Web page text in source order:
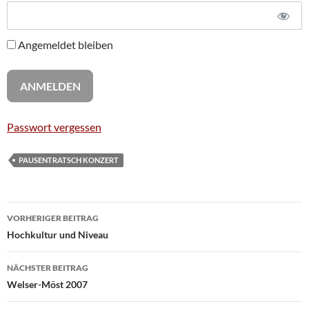
Angemeldet bleiben
Passwort vergessen
PAUSENTRATSCH KONZERT
Beitragsnavigation
VORHERIGER BEITRAG
Hochkultur und Niveau
NÄCHSTER BEITRAG
Welser-Möst 2007